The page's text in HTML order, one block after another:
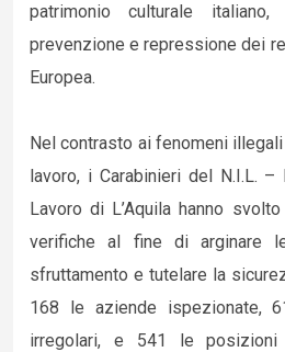
patrimonio culturale
prevenzione e repressione dei
Europea.
Nel contrasto ai fenomeni
lavoro, i Carabinieri del N.I.L.
Lavoro di L’Aquila hanno
verifiche al fine di arginare
sfruttamento e tutelare la
168 le aziende ispezionate,
irregolari, e 541 le posizioni